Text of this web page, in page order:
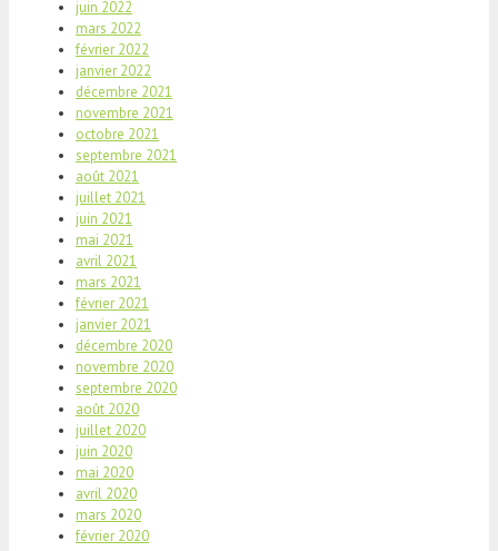
juin 2022
mars 2022
février 2022
janvier 2022
décembre 2021
novembre 2021
octobre 2021
septembre 2021
août 2021
juillet 2021
juin 2021
mai 2021
avril 2021
mars 2021
février 2021
janvier 2021
décembre 2020
novembre 2020
septembre 2020
août 2020
juillet 2020
juin 2020
mai 2020
avril 2020
mars 2020
février 2020